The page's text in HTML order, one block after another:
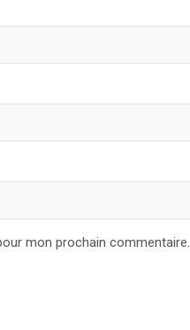
mon prochain commentaire.